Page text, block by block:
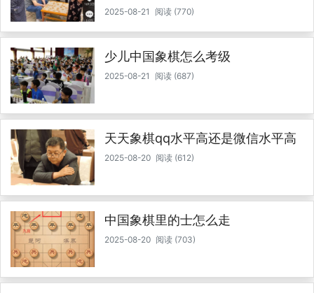
2025-08-21 阅读 (770)
少儿中国象棋怎么考级
2025-08-21 阅读 (687)
天天象棋qq水平高还是微信水平高
2025-08-20 阅读 (612)
中国象棋里的士怎么走
2025-08-20 阅读 (703)